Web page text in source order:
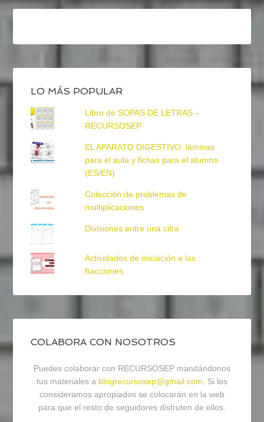
LO MÁS POPULAR
Libro de SOPAS DE LETRAS -
RECURSOSEP
EL APARATO DIGESTIVO: láminas
para el aula y fichas para el alumno
(ES/EN)
Colección de problemas de
multiplicaciones
Divisiones entre una cifra
Actividades de iniciación a las
fracciones
COLABORA CON NOSOTROS
Puedes colaborar con RECURSOSEP mandándonos
tus materiales a blogrecursosep@gmail.com. Si los
consideramos apropiados se colocarán en la web
para que el resto de seguidores disfruten de ellos.